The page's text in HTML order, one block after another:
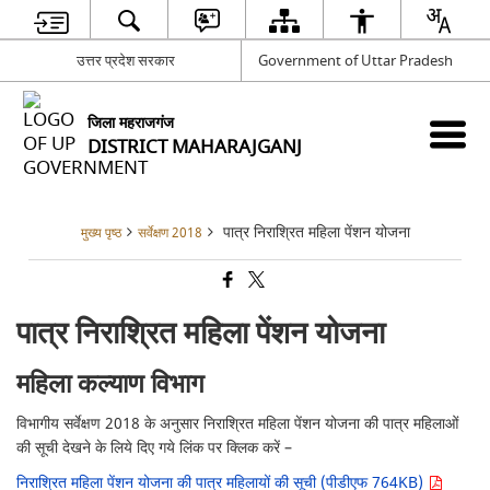
उत्तर प्रदेश सरकार Government of Uttar Pradesh
जिला महराजगंज
DISTRICT MAHARAJGANJ
मुख्य पृष्ठ सर्वेक्षण 2018 पात्र निराश्रित महिला पेंशन योजना
पात्र निराश्रित महिला पेंशन योजना
महिला कल्याण विभाग
विभागीय सर्वेक्षण 2018 के अनुसार निराश्रित महिला पेंशन योजना की पात्र महिलाओं
की सूची देखने के लिये दिए गये लिंक पर क्लिक करें –
निराश्रित महिला पेंशन योजना की पात्र महिलायों की सूची (पीडीएफ 764KB)